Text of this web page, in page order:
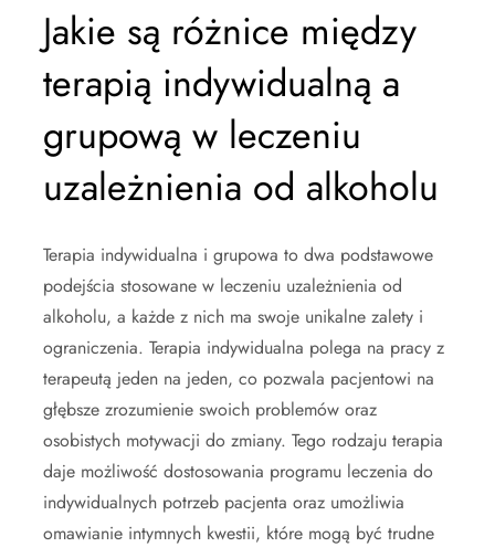
Jakie są różnice między
terapią indywidualną a
grupową w leczeniu
uzależnienia od alkoholu
Terapia indywidualna i grupowa to dwa podstawowe
podejścia stosowane w leczeniu uzależnienia od
alkoholu, a każde z nich ma swoje unikalne zalety i
ograniczenia. Terapia indywidualna polega na pracy z
terapeutą jeden na jeden, co pozwala pacjentowi na
głębsze zrozumienie swoich problemów oraz
osobistych motywacji do zmiany. Tego rodzaju terapia
daje możliwość dostosowania programu leczenia do
indywidualnych potrzeb pacjenta oraz umożliwia
omawianie intymnych kwestii, które mogą być trudne